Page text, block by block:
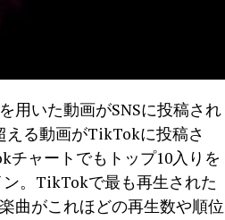
用いた動画がSNSに投稿され
える動画がTikTokに投稿さ
チャートでもトップ10入りを
。TikTokで最も再生された
曲がこれほどの再生数や順位